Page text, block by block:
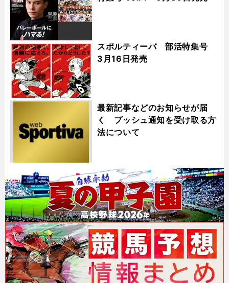
スポルティーバ 部活特集号
3月16日発売
最新記事などのお知らせが届
く プッシュ通知を受け取る方
法について